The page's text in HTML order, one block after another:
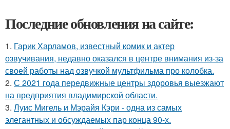
Последние обновления на сайте:
1. Гарик Харламов, известный комик и актер
озвучивания, недавно оказался в центре внимания из-за
своей работы над озвучкой мультфильма про колобка.
2. С 2021 года передвижные центры здоровья выезжают
на предприятия владимирской области.
3. Луис Мигель и Мэрайя Кэри - одна из самых
элегантных и обсуждаемых пар конца 90-х.